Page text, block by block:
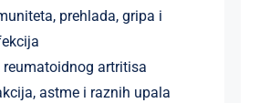
prehlada, gripa i
artritisa
astme i raznih upala